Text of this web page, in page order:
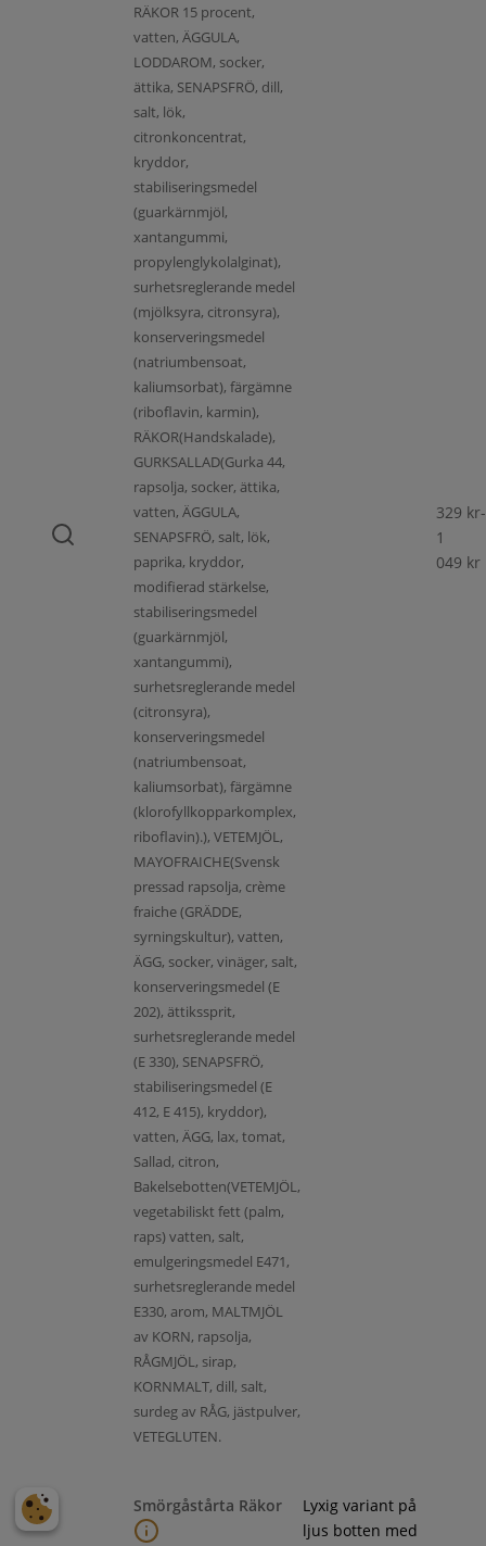
RÄKOR 15 procent,
vatten, ÄGGULA,
LODDAROM, socker,
ättika, SENAPSFRÖ, dill,
salt, lök,
citronkoncentrat,
kryddor,
stabiliseringsmedel
(guarkärnmjöl,
xantangummi,
propylenglykolalginat),
surhetsreglerande medel
(mjölksyra, citronsyra),
konserveringsmedel
(natriumbensoat,
kaliumsorbat), färgämne
(riboflavin, karmin),
RÄKOR(Handskalade),
GURKSALLAD(Gurka 44,
rapsolja, socker, ättika,
vatten, ÄGGULA,
SENAPSFRÖ, salt, lök,
paprika, kryddor,
modifierad stärkelse,
stabiliseringsmedel
(guarkärnmjöl,
xantangummi),
surhetsreglerande medel
(citronsyra),
konserveringsmedel
(natriumbensoat,
kaliumsorbat), färgämne
(klorofyllkopparkomplex,
riboflavin).), VETEMJÖL,
MAYOFRAICHE(Svensk
pressad rapsolja, crème
fraiche (GRÄDDE,
syrningskultur), vatten,
ÄGG, socker, vinäger, salt,
konserveringsmedel (E
202), ättikssprit,
surhetsreglerande medel
(E 330), SENAPSFRÖ,
stabiliseringsmedel (E
412, E 415), kryddor),
vatten, ÄGG, lax, tomat,
Sallad, citron,
Bakelsebotten(VETEMJÖL,
vegetabiliskt fett (palm,
raps) vatten, salt,
emulgeringsmedel E471,
surhetsreglerande medel
E330, arom, MALTMJÖL
av KORN, rapsolja,
RÅGMJÖL, sirap,
KORNMALT, dill, salt,
surdeg av RÅG, jästpulver,
VETEGLUTEN.
329 kr-
1
049 kr
Smörgåstårta Räkor
Lyxig variant på
ljus botten med